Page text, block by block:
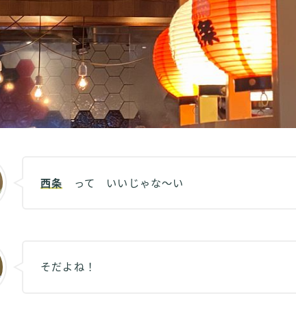
西条 って いいじゃな～い
そだよね！